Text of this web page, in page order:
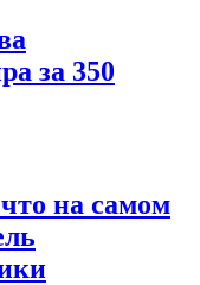
за 350
на самом